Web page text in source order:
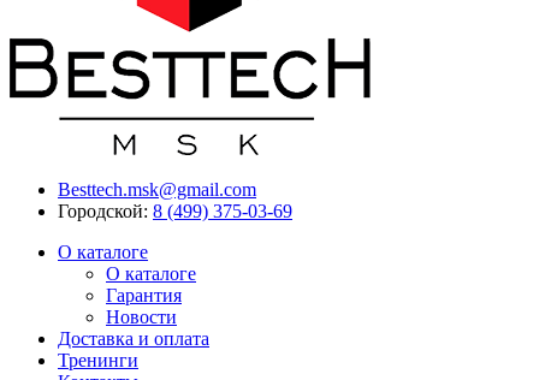
Besttech.msk@gmail.com
Городской: 8 (499) 375-03-69
О каталоге
О каталоге
Гарантия
Новости
Доставка и оплата
Тренинги